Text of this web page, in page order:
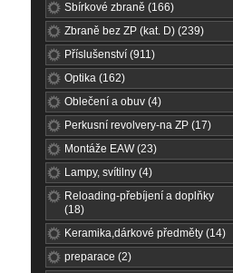
Sbírkové zbraně (166)
Zbraně bez ZP (kat. D) (239)
Příslušenství (911)
Optika (162)
Oblečení a obuv (4)
Perkusní revolvery-na ZP (17)
Montáže EAW (23)
Lampy, svítilny (4)
Reloading-přebíjení a doplňky
(18)
Keramika,dárkové předměty (14)
preparace (2)